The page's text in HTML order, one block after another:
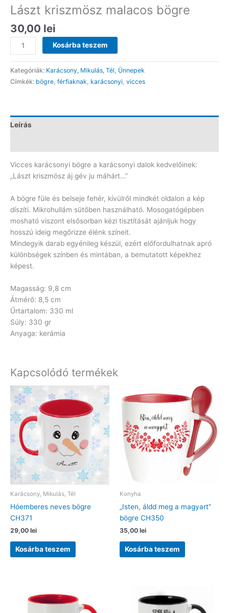
Lászt kriszmösz malacos bögre
30,00 lei
Lászt
kriszmösz
malacos
bögre
mennyiség
Kosárba teszem
Kategóriák: Karácsony, Mikulás, Tél, Ünnepek
Címkék: bögre, férfiaknak, karácsonyi, vicces
Leírás
Vicces karácsonyi bögre a karácsonyi dalok kedvelőinek:
„Lászt kriszmösz áj gév ju máhárt…”
A bögre füle és belseje fehér, kívülről mindkét oldalon a kép
díszíti. Mikrohullám sütőben használható. Mosogatógépben
mosható viszont elsősorban kézi tisztítását ajánljuk hogy
hosszú ideig megőrizze élénk színeit.
Mindegyik darab egyénileg készül, ezért előfordulhatnak apró
különbségek színben és mintában, a bemutatott képekhez
képest.
Magasság: 9,8 cm
Átmérő: 8,5 cm
Űrtartalom: 330 ml
Súly: 330 gr
Anyaga: kerámia
Kapcsolódó termékek
Karácsony, Mikulás, Tél
Hóemberes neves bögre
CH371
29,00 lei
Kosárba teszem
Konyha
„Isten, áldd meg a magyart”
bögre CH350
35,00 lei
Kosárba teszem